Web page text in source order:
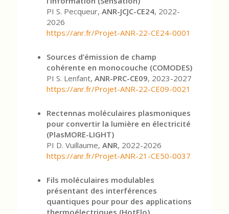
PI S. Pecqueur, ANR-JCJC-CE24, 2022-
2026
https://anr.fr/Projet-ANR-22-CE24-0001
Sources d’émission de champ
cohérente en monocouche (COMODES)
PI S. Lenfant, ANR-PRC-CE09, 2023-2027
https://anr.fr/Projet-ANR-22-CE09-0021
Rectennas moléculaires plasmoniques
pour convertir la lumière en électricité
(PlasMORE-LIGHT)
PI D. Vuillaume, ANR, 2022-2026
https://anr.fr/Projet-ANR-21-CE50-0037
Fils moléculaires modulables
présentant des interférences
quantiques pour pour des applications
thermoélectriques (HotElo)